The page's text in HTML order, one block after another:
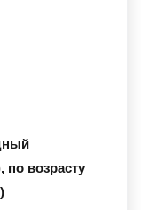
по возрасту